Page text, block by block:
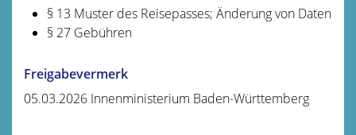
§ 13 Muster des Reisepasses; Änderung von Daten
§ 27 Gebühren
Freigabevermerk
05.03.2026 Innenministerium Baden-Württemberg